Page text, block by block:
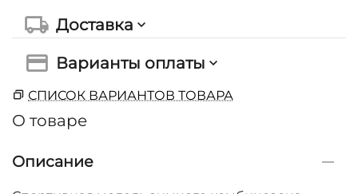
Доставка
Варианты оплаты
СПИСОК ВАРИАНТОВ ТОВАРА
О товаре
Описание